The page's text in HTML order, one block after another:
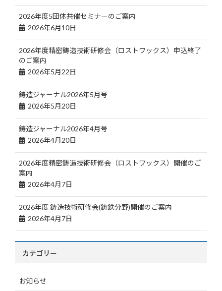
2026年度5団体共催セミナーのご案内
2026年6月10日
2026年度精密鋳造技術研修会（ロストワックス）申込終了
のご案内
2026年5月22日
鋳造ジャーナル2026年5月号
2026年5月20日
鋳造ジャーナル2026年4月号
2026年4月20日
2026年度精密鋳造技術研修会（ロストワックス）開催のご
案内
2026年4月7日
2026年度 鋳造技術研修会(鋳鉄分野)開催のご案内
2026年4月7日
カテゴリー
お知らせ